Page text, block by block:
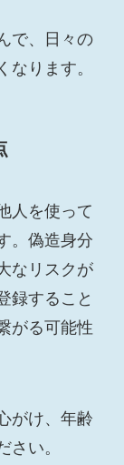
で、日々の
なります。
人を使って
。偽造身分
なリスクが
録すること
がる可能性
がけ、年齢
さい。